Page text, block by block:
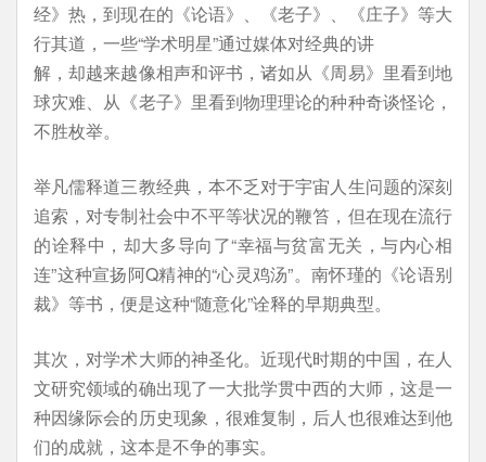
经》热，到现在的《论语》、《老子》、《庄子》等大
行其道，一些“学术明星”通过媒体对经典的讲
解，却越来越像相声和评书，诸如从《周易》里看到地
球灾难、从《老子》里看到物理理论的种种奇谈怪论，
不胜枚举。
举凡儒释道三教经典，本不乏对于宇宙人生问题的深刻
追索，对专制社会中不平等状况的鞭笞，但在现在流行
的诠释中，却大多导向了“幸福与贫富无关，与内心相
连”这种宣扬阿Q精神的“心灵鸡汤”。南怀瑾的《论语别
裁》等书，便是这种“随意化”诠释的早期典型。
其次，对学术大师的神圣化。近现代时期的中国，在人
文研究领域的确出现了一大批学贯中西的大师，这是一
种因缘际会的历史现象，很难复制，后人也很难达到他
们的成就，这本是不争的事实。